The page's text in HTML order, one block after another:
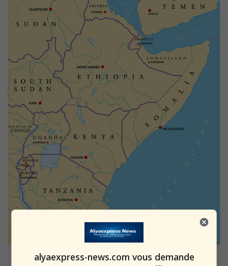
alyaexpress-news.com vous demande